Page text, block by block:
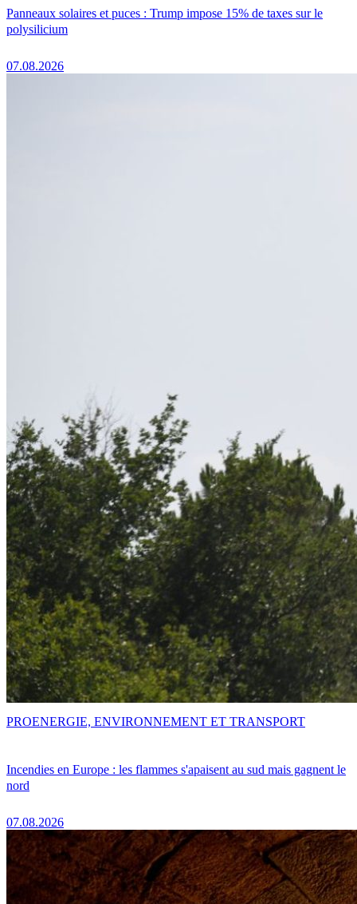
Panneaux solaires et puces : Trump impose 15% de taxes sur le
polysilicium
07.08.2026
Incendies en Europe : les flammes s'apaisent au sud mais gagnent le
nord
07.08.2026
PROENERGIE, ENVIRONNEMENT ET TRANSPORT